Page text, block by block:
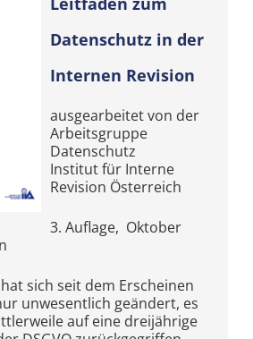
Datenschutz inder
Internen Revision
ausgearbeitet von der
Arbeitsgruppe
Datenschutz
Institut für Interne
Revision Österreich
3. Auflage, Oktober
sich seit dem Erscheinen
unwesentlich geändert, es
auf eine dreijährige